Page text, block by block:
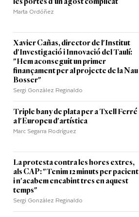
Marta Ordóñez
Xavier Cañas, director de l'Institut
d'Investigació i Innovació del Taulí:
"Hem aconseguit un primer
finançament per al projecte de la Nau
Bosser"
Sergi Gonzàlez Reginaldo
Triple bany de plata per a Txell Ferré
a l'Europeu d'artística
Marc Segarra Rodríguez
La protesta contra les hores extres,
als CAP: "Tenim 12 minuts per pacient
i n'acabem encabint tres en aquest
temps"
Sergi Gonzàlez Reginaldo